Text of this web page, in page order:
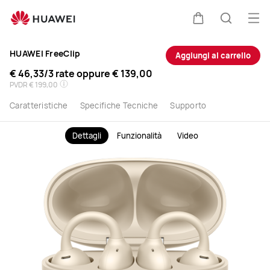
HUAWEI
Freeclip
Acquista
ora
HUAWEI
Store
HUAWEI FreeClip
Caratteristiche Specifiche Tecniche Supporto
€ 46,33/3 rate oppure€ 139,00
PVDR€ 199,00
Aggiungi al carrello
Dettagli Funzionalità Video